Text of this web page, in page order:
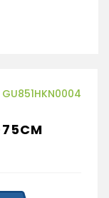
GU851HKN0004